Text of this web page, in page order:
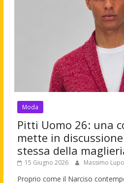
Moda
Pitti Uomo 26: una
mette in
stessa della
15 Giugno 2026 Massimo Lupo
Proprio come il Narciso